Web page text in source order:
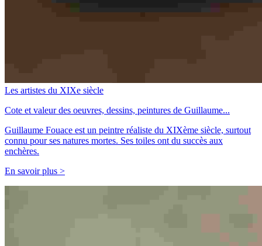
Les artistes du XIXe siècle
Cote et valeur des oeuvres, dessins, peintures de Guillaume...
Guillaume Fouace est un peintre réaliste du XIXème siècle, surtout
connu pour ses natures mortes. Ses toiles ont du succès aux
enchères.
En savoir plus >